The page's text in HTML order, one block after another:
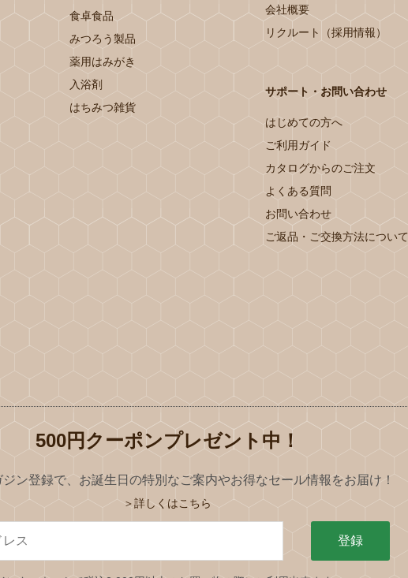
食卓食品
みつろう製品
薬用はみがき
入浴剤
はちみつ雑貨
会社概要
リクルート（採用情報）
サポート・お問い合わせ
はじめての方へ
ご利用ガイド
カタログからのご注文
よくある質問
お問い合わせ
ご返品・ご交換方法について
500円クーポンプレゼント中！
ジン登録で、お誕生日の特別なご案内やお得なセール情報をお届け！
＞詳しくはこちら
登録